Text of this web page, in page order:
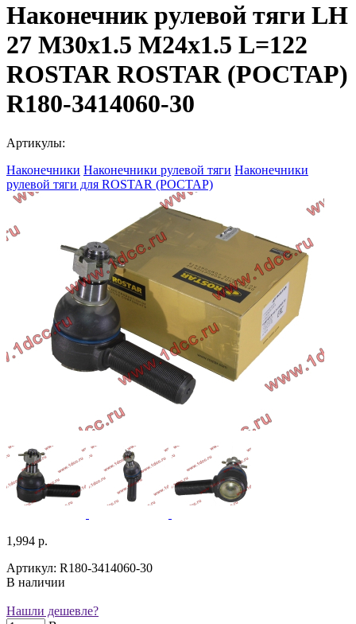
Наконечник рулевой тяги LH
27 M30x1.5 M24x1.5 L=122
ROSTAR ROSTAR (РОСТАР)
R180-3414060-30
Артикулы:
Наконечники Наконечники рулевой тяги Наконечники
рулевой тяги для ROSTAR (РОСТАР)
1,994 р.
Артикул: R180-3414060-30
В наличии
Нашли дешевле?